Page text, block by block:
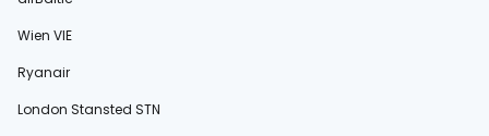
Wien VIE
Ryanair
London Stansted STN